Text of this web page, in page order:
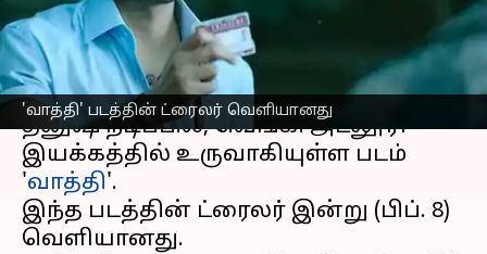
'வாத்தி' படத்தின் ட்ரைலர் வெளியானது
எழுதியவர் Venkatalakshmi V Feb 08, 2023
செய்தி முன்னோட்டம்
தனுஷ் நடிப்பில், வெங்கி அட்லூரி
இயக்கத்தில் உருவாகியுள்ள படம்
'வாத்தி'.
இந்த படத்தின் ட்ரைலர் இன்று (பிப். 8)
வெளியானது.